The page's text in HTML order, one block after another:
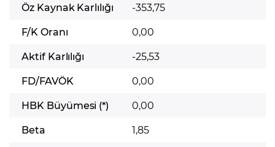
Öz Kaynak Karlılığı
-353,75
F/K Oranı
0,00
Aktif Karlılığı
-25,53
FD/FAVÖK
0,00
HBK Büyümesi (*)
0,00
Beta
1,85